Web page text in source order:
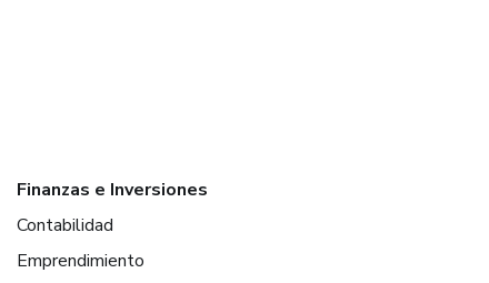
Finanzas e Inversiones
Contabilidad
Emprendimiento